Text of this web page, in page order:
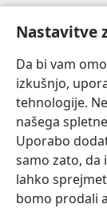
Nastavitve
Da bi vam
izkušnjo,
tehnologije.
našega
Uporabo
samo zato, da
lahko
bomo prodali
(odpre
novo
okno)
(odpre
novo
okno) JW Hub
(odpre
novo
okno)JW Library
Watchtower